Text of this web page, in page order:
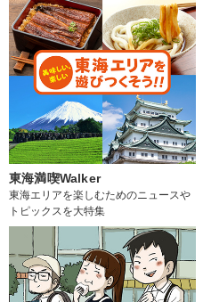
東海満喫Walker
東海エリアを楽しむためのニュースや
トピックスを大特集